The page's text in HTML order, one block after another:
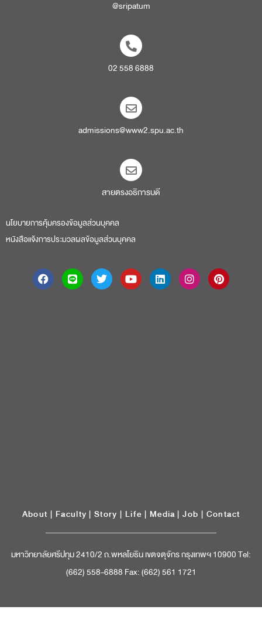
@sripatum
02 558 6888
admissions@www2.spu.ac.th
สายตรงอธิการบดี​
นโยบายการคุ้มครองข้อมูลส่วนบุคคล
หนังสือแจ้งการประมวลผลข้อมูลส่วนบุคคล